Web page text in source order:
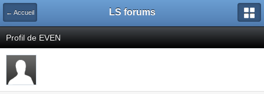
← Accueil LS forums
Profil de EVEN